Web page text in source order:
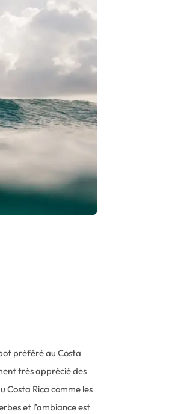
préféré au Costa
très apprécié des
Costa Rica comme les
et l’ambiance est